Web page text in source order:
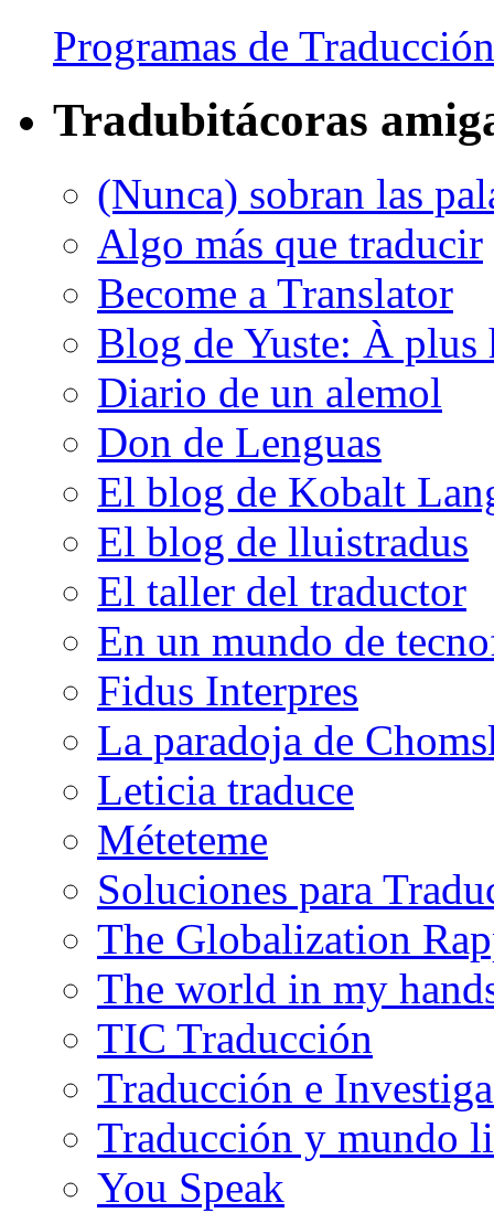
Programas de
Tradubitácoras
(Nunca) sobran las
Algo más que traducir
Become a Translator
Blog de Yuste: À plus
Diario de un alemol
Don de Lenguas
El blog de Kobalt
El blog de lluistradus
El taller del traductor
En un mundo de
Fidus Interpres
La paradoja de
Leticia traduce
Méteteme
Soluciones para
The Globalization
The world in my
TIC Traducción
Traducción e
Traducción y mundo
You Speak